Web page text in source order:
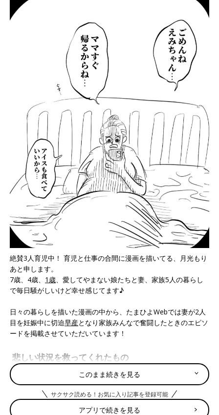
絶賛3人育児中！ 育児と仕事の合間に漫画を描いてる、月光もり
あと申します。
7歳、4歳、 1歳 、愛してやまない娘たちと妻、家族5人の暮らし
で毎日騒がしいけど幸せ感じてます♪
日々の暮らしを描いた漫画の中から、たまひよWebでは妻が2人
目を妊娠中に切迫早産となり家族みんなで奮闘したときのエピソ
ードを掲載させていただいています！
悲しい状況を救ってくれたもの
通話中、ママの一言で、簡単に気持ちを切り替えることができた
ママは複雑な気持ちに…
このまま続きを見る
サクサク読める！お気に入り記事を登録可能
アプリで続きを見る